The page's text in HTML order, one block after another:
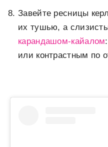
Завейте ресницы
их тушью, а
карандашом-кайалом
или контрастным по